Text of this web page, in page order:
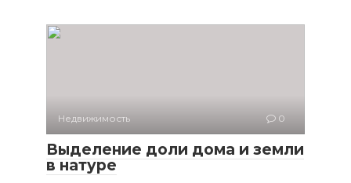
Недвижимость 0
Выделение доли дома и земли
в натуре